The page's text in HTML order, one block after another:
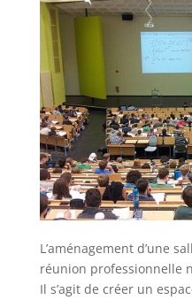
L’aménagement d’une
réunion professionnelle
Il s’agit de créer un